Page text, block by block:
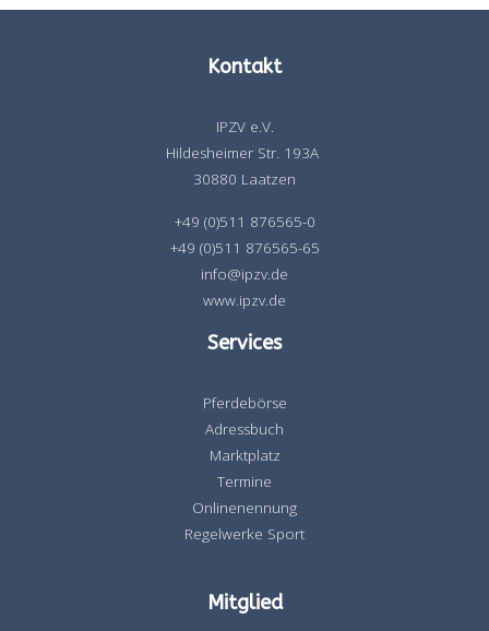
Kontakt
IPZV e.V.
Hildesheimer Str. 193A
30880 Laatzen
+49 (0)511 876565-0
+49 (0)511 876565-65
info@ipzv.de
www.ipzv.de
Services
Pferdebörse
Adressbuch
Marktplatz
Termine
Onlinenennung
Regelwerke Sport
Mitglied